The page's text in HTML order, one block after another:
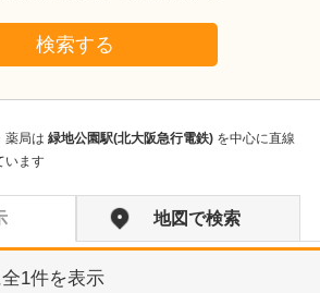
検索する
薬局は 緑地公園駅(北大阪急行電鉄) を中心に直線
います
地図で検索
1件を表示